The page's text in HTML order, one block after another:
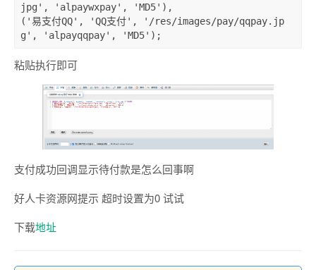
jpg' , 'alpaywxpay' , 'MD5' ),
( '易支付QQ' , 'QQ支付' ,
'/res/images/pay/qqpay.jp
g' , 'alpayqqpay' , 'MD5' );
粘贴执行即可
支付成功回调显示待付款是怎么回事啊
好人卡资源网提示 超时设置为0 试试
下载地址